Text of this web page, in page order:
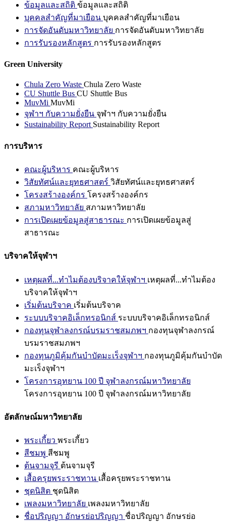
ข้อมูลและสถิติ ข้อมูลและสถิติ
บุคคลสำคัญที่มาเยือน บุคคลสำคัญที่มาเยือน
การจัดอันดับมหาวิทยาลัย การจัดอันดับมหาวิทยาลัย
การรับรองหลักสูตร การรับรองหลักสูตร
Green University
Chula Zero Waste Chula Zero Waste
CU Shuttle Bus CU Shuttle Bus
MuvMi MuvMi
จุฬาฯ กับความยั่งยืน จุฬาฯ กับความยั่งยืน
Sustainability Report Sustainability Report
การบริหาร
คณะผู้บริหาร คณะผู้บริหาร
วิสัยทัศน์และยุทธศาสตร์ วิสัยทัศน์และยุทธศาสตร์
โครงสร้างองค์กร โครงสร้างองค์กร
สภามหาวิทยาลัย สภามหาวิทยาลัย
การเปิดเผยข้อมูลสู่สาธารณะ การเปิดเผยข้อมูลสู่
สาธารณะ
บริจาคให้จุฬาฯ
เหตุผลที่...ทำไมต้องบริจาคให้จุฬาฯ เหตุผลที่...ทำไมต้อง
บริจาคให้จุฬาฯ
เริ่มต้นบริจาค เริ่มต้นบริจาค
ระบบบริจาคอิเล็กทรอนิกส์ ระบบบริจาคอิเล็กทรอนิกส์
กองทุนจุฬาลงกรณ์บรมราชสมภพฯ กองทุนจุฬาลงกรณ์
บรมราชสมภพฯ
กองทุนภูมิคุ้มกันบำบัดมะเร็งจุฬาฯ กองทุนภูมิคุ้มกันบำบัด
มะเร็งจุฬาฯ
โครงการอุทยาน 100 ปี จุฬาลงกรณ์มหาวิทยาลัย
โครงการอุทยาน 100 ปี จุฬาลงกรณ์มหาวิทยาลัย
อัตลักษณ์มหาวิทยาลัย
พระเกี้ยว พระเกี้ยว
สีชมพู สีชมพู
ต้นจามจุรี ต้นจามจุรี
เสื้อครุยพระราชทาน เสื้อครุยพระราชทาน
ชุดนิสิต ชุดนิสิต
เพลงมหาวิทยาลัย เพลงมหาวิทยาลัย
ชื่อปริญญา อักษรย่อปริญญา ชื่อปริญญา อักษรย่อ